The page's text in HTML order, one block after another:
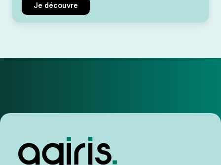
Je découvre